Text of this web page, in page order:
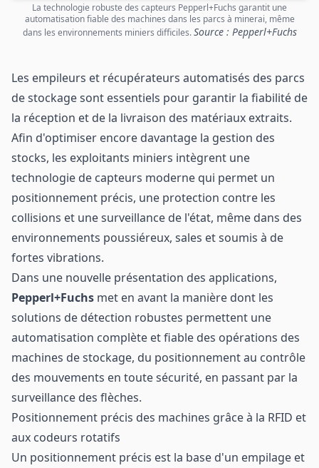
La technologie robuste des capteurs Pepperl+Fuchs garantit une
automatisation fiable des machines dans les parcs à minerai, même
dans les environnements miniers difficiles.Source : Pepperl+Fuchs
Les empileurs et récupérateurs automatisés des parcs
de stockage sont essentiels pour garantir la fiabilité de
la réception et de la livraison des matériaux extraits.
Afin d'optimiser encore davantage la gestion des
stocks, les exploitants miniers intègrent une
technologie de capteurs moderne qui permet un
positionnement précis, une protection contre les
collisions et une surveillance de l'état, même dans des
environnements poussiéreux, sales et soumis à de
fortes vibrations.
Dans une nouvelle présentation des applications,
Pepperl+Fuchs met en avant la manière dont les
solutions de détection robustes permettent une
automatisation complète et fiable des opérations des
machines de stockage, du positionnement au contrôle
des mouvements en toute sécurité, en passant par la
surveillance des flèches.
Positionnement précis des machines grâce à la RFID et
aux codeurs rotatifs
Un positionnement précis est la base d'un empilage et